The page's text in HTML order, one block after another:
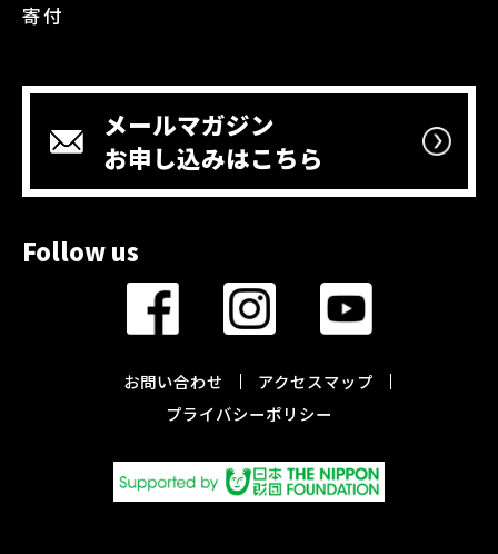
寄付
メールマガジン
お申し込みはこちら
Follow us
お問い合わせ
アクセスマップ
プライバシーポリシー